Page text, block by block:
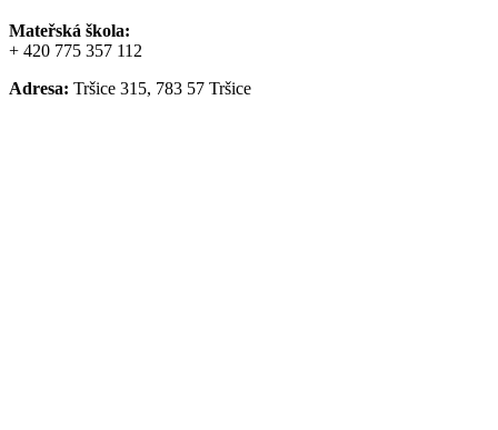
Mateřská škola:
+ 420 775 357 112
Adresa: Tršice 315, 783 57 Tršice